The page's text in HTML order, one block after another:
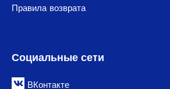
Правила возврата
Социальные сети
ВКонтакте